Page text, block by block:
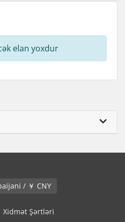
elan yoxdur
Azerbaijani / ￥ CNY
Xidmət Şərtləri